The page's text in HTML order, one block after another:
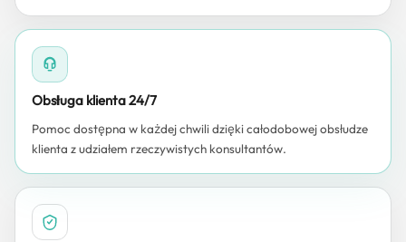
Obsługa klienta 24/7
Pomoc dostępna w każdej chwili dzięki całodobowej obsłudze
klienta z udziałem rzeczywistych konsultantów.